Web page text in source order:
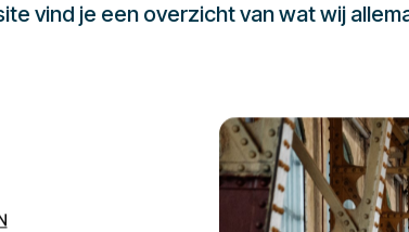
vind je een overzicht van wat wij